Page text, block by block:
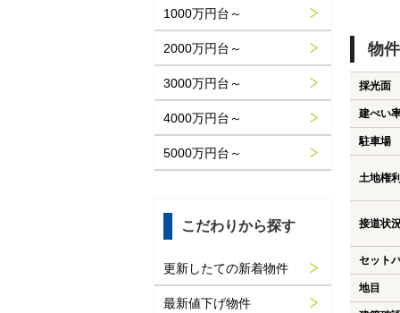
物
採光面
建ぺい
駐車場
土地権
接道状
セット
地目
1000万円台～
2000万円台～
3000万円台～
4000万円台～
5000万円台～
こだわりから探す
更新したての新着物件
最新値下げ物件